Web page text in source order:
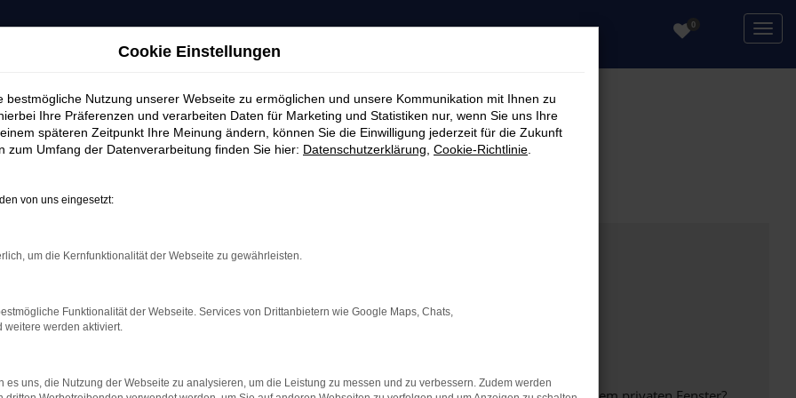
0
Cookie Einstellungen
bestmögliche Nutzung unserer Webseite zu ermöglichen und unsere Kommunikation mit Ihnen zu
Ihre Präferenzen und verarbeiten Daten für Marketing und Statistiken nur, wenn Sie uns Ihre
späteren Zeitpunkt Ihre Meinung ändern, können Sie die Einwilligung jederzeit für die Zukunft
zum Umfang der Datenverarbeitung finden Sie hier: Datenschutzerklärung Cookie-Richtlinie
von uns eingesetzt:
um die Kernfunktionalität der Webseite zu gewährleisten.
Funktionalität der Webseite. Services von Drittanbietern wie Google Maps, Chats,
weitere werden aktiviert.
es uns, die Nutzung der Webseite zu analysieren, um die Leistung zu messen und zu verbessern. Zudem werden